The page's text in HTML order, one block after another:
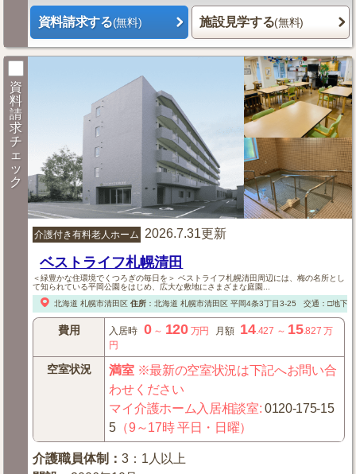
資料請求する(無料) 施設見学する(無料)
資
料
請
求
チ
ェ
ッ
ク
介護付き有料老人ホーム 2026.7.31更新
ベストライフ札幌清田
＜緑豊かな住環境でくつろぎの毎日を＞ ベストライフ札幌清田周辺には、梅の名所とし
て知られている平岡公園をはじめ、広大な敷地にさまざまな庭園...
北海道 札幌市清田区 住所： 北海道 札幌市清田区平岡4条3丁目3-25 交通：□地下
費用 入居時 0～ 120 万円 月額 14.427 ～ 15.827 万
円
空室状況 満室※最新の空室状況は下記へお問い合
わせください
マイ介護ホーム入居相談室:0120-175-15
5 （9～17時 平日・日曜）
介護職員体制 ：3：1人以上